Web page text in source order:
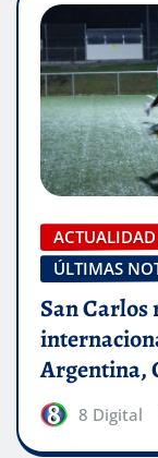
ACTUALIDAD
ÚLTIMAS
San
Argentina,
8 Digital